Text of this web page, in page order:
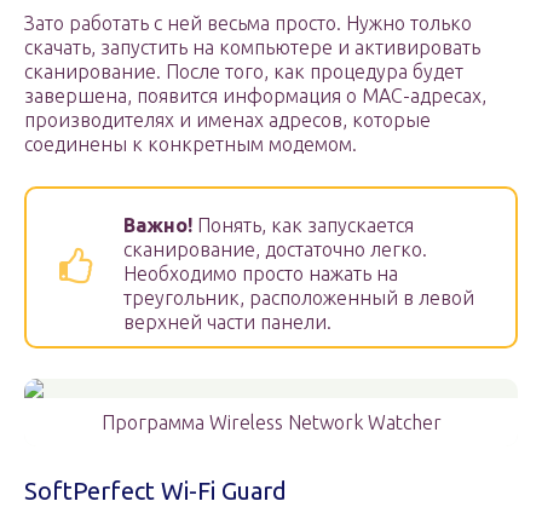
Зато работать с ней весьма просто. Нужно только
скачать, запустить на компьютере и активировать
сканирование. После того, как процедура будет
завершена, появится информация о МАС-адресах,
производителях и именах адресов, которые
соединены к конкретным модемом.
Важно! Понять, как запускается
сканирование, достаточно легко.
Необходимо просто нажать на
треугольник, расположенный в левой
верхней части панели.
Программа Wireless Network Watcher
SoftPerfect Wi-Fi Guard